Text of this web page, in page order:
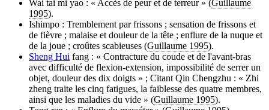
Wai tai mi yao : « Accès de peur et de terreur » (Guillaume
1995).
Ishimpo : Tremblement par frissons ; sensation de frissons et
de fièvre ; malaise et douleur de la tête ; enflure de la nuque et
de la joue ; croûtes scabieuses (Guillaume 1995).
Sheng Hui fang : « Contracture du coude et de l'avant-bras
avec difficulté de flexion-extension, impossibilité de serrer un
objet, douleur des dix doigts » ; Citant Qin Chengzhu : « Zhi
zheng traite les cinq fatigues, la faiblesse des quatre membres,
ainsi que les maladies du vide » (Guillaume 1995).